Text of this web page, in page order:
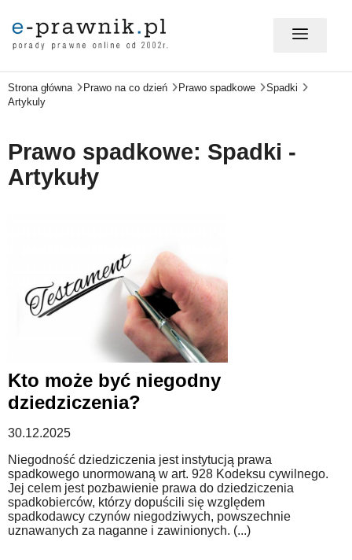
MÓJ E-PRAWNIK - LOGOWANIE
PORADY PRAWNE ONLINE
PRAWO W BIZNESIE
ZMIANY W PRAWIE
WZORY DOKUMENTÓW
FORUM PRAWNE
Strona główna Prawo na co dzień Prawo spadkowe
Spadki
Artykuly
Prawo spadkowe: Spadki -
Artykuły
Kto może być niegodny
dziedziczenia?
30.12.2025
Niegodność dziedziczenia jest instytucją prawa
spadkowego unormowaną w art. 928 Kodeksu cywilnego.
Jej celem jest pozbawienie prawa do dziedziczenia
spadkobierców, którzy dopuścili się względem
spadkodawcy czynów niegodziwych, powszechnie
uznawanych za naganne i zawinionych. (...)